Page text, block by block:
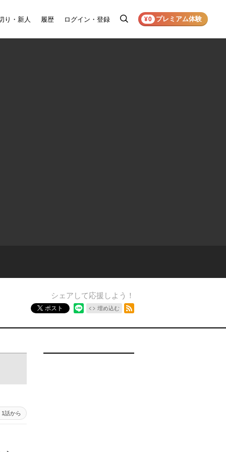
り・新人 履歴 ログイン・登録
検
¥0 プレミアム体験
シェアして応援しよう！
ポスト 埋め込む
- 1
1話から